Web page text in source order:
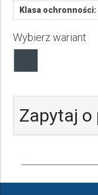
Klasa ochronności:
Wybierz wariant
Zapytaj o